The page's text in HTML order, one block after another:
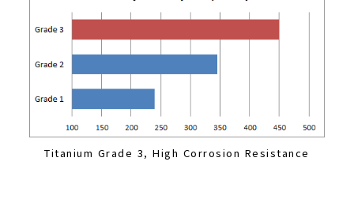
Titanium Grade 3, High Corrosion Resistance